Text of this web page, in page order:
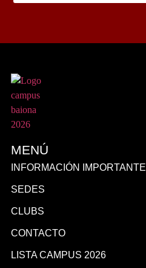
MENÚ
INFORMACIÓN IMPORTANTE
SEDES
CLUBS
CONTACTO
LISTA CAMPUS 2026